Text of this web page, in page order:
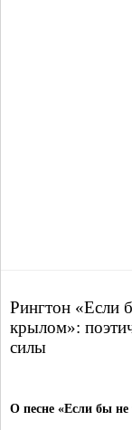
Рингтон «Если
крылом»:
силы
О песне «Если бы